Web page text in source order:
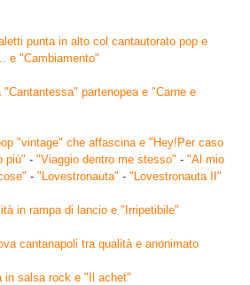
punta in alto col cantautorato pop e
e "Cambiamento"
"Cantantessa" partenopea e "Carne e
"vintage" che affascina e "Hey!Per caso
più" - "Viaggio dentro me stesso" - "Al mio
- "Lovestronauta" - "Lovestronauta II"
in rampa di lancio e "Irripetibile"
cantanapoli tra qualità e anonimato
in salsa rock e "Il achet"